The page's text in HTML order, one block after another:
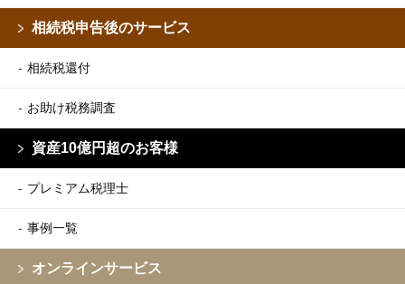
相続税申告後のサービス
相続税還付
お助け税務調査
資産10億円超のお客様
プレミアム税理士
事例一覧
オンラインサービス